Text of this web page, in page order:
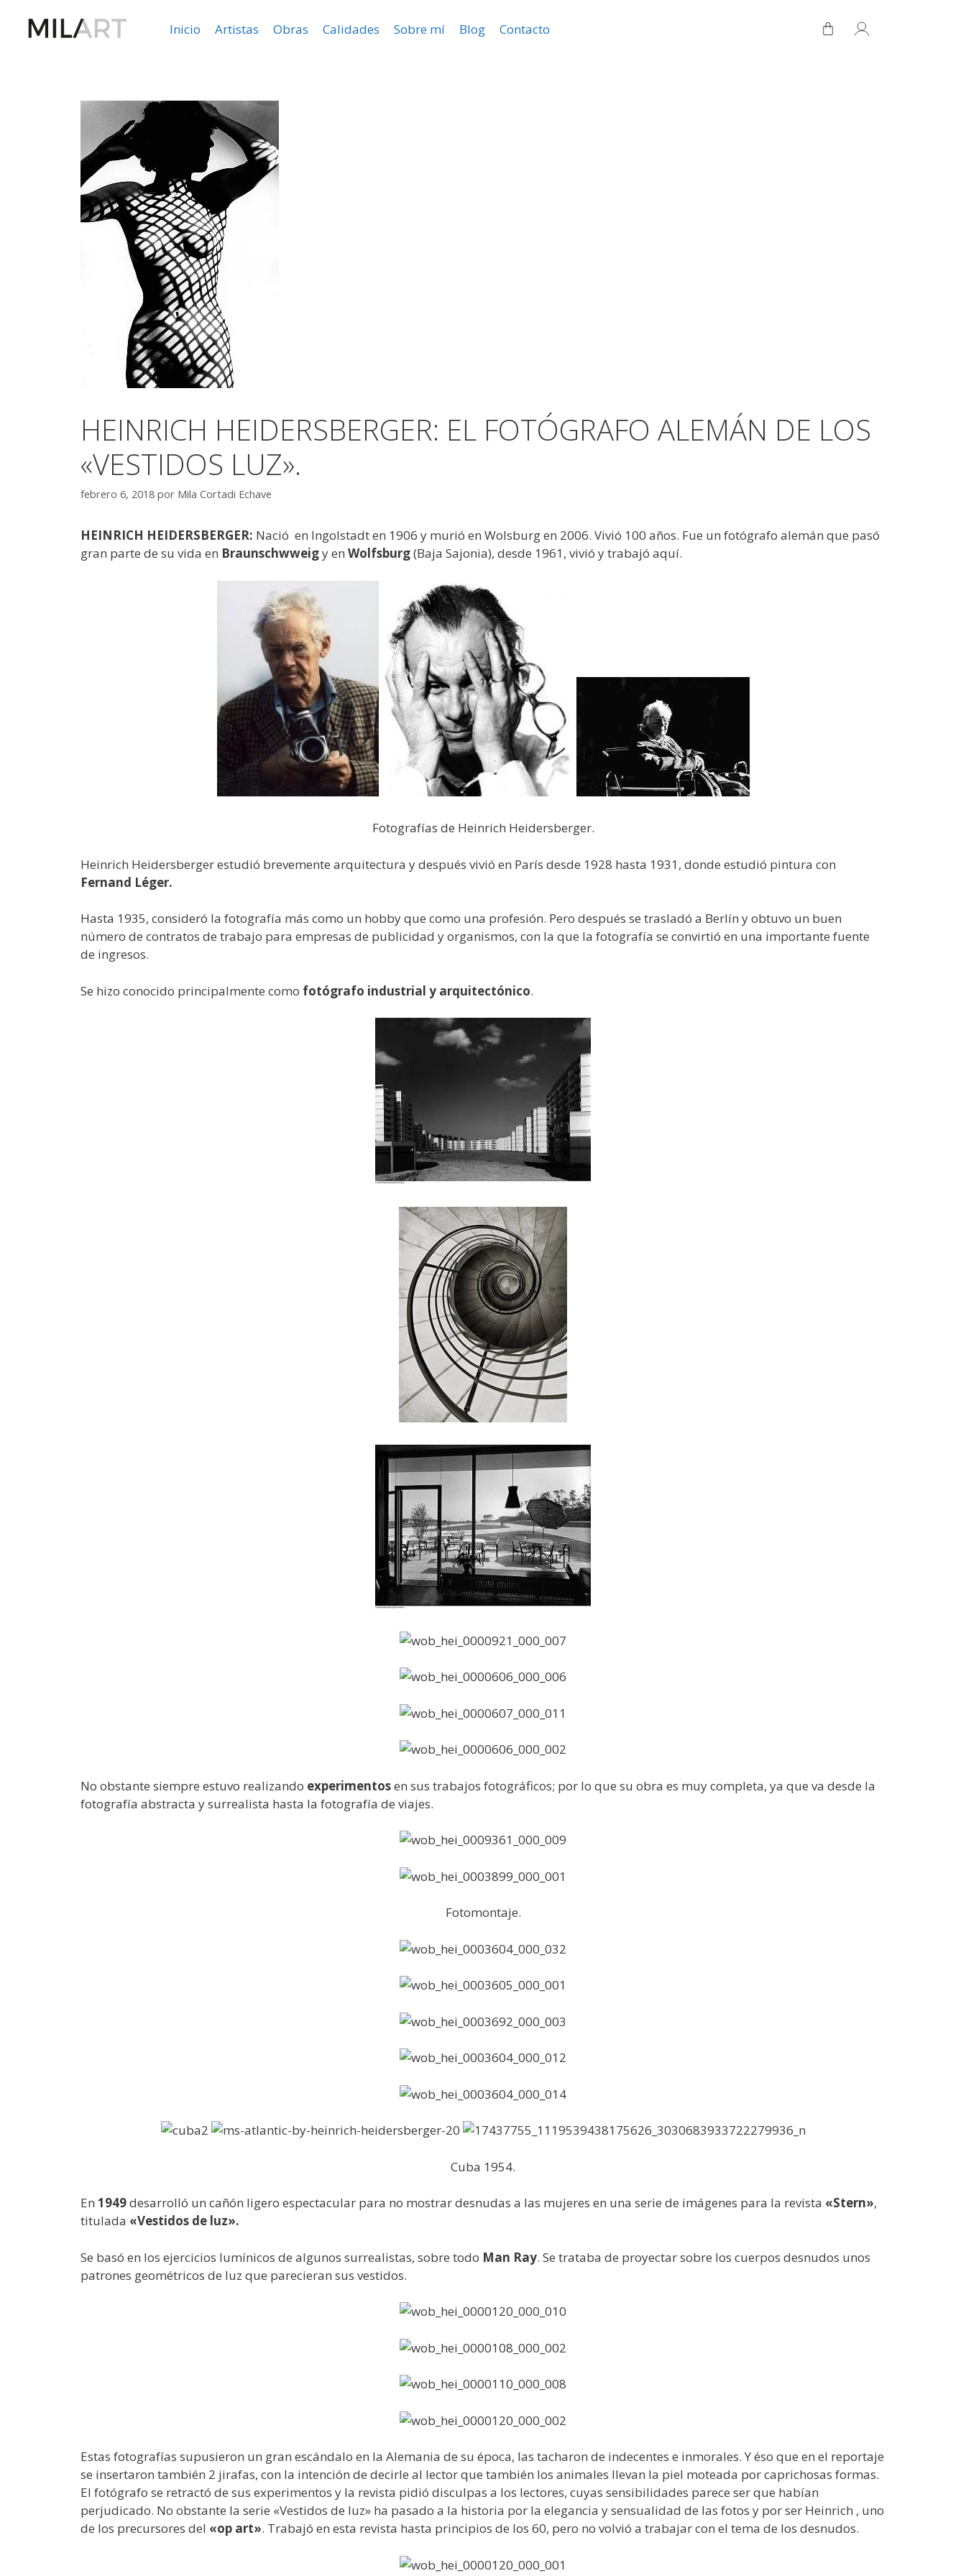
Inicio Artistas Obras Calidades Sobre mí Blog Contacto
HEINRICH HEIDERSBERGER: EL FOTÓGRAFO ALEMÁN DE LOS
«VESTIDOS LUZ».
febrero 6, 2018 por Mila Cortadi Echave
HEINRICH HEIDERSBERGER: Nació en Ingolstadt en 1906 y murió en Wolsburg en 2006. Vivió 100 años. Fue un fotógrafo alemán que pasó
gran parte de su vida en Braunschwweigy en Wolfsburg(Baja Sajonia), desde 1961, vivió y trabajó aquí.
Fotografías de Heinrich Heidersberger.
Heinrich Heidersberger estudió brevemente arquitectura y después vivió en París desde 1928 hasta 1931, donde estudió pintura con
Fernand Léger.
Hasta 1935, consideró la fotografía más como un hobby que como una profesión. Pero después se trasladó a Berlín y obtuvo un buen
número de contratos de trabajo para empresas de publicidad y organismos, con la que la fotografía se convirtió en una importante fuente
de ingresos.
Se hizo conocido principalmente como fotógrafo industrial y arquitectónico.
No obstante siempre estuvo realizando experimentosen sus trabajos fotográficos; por lo que su obra es muy completa, ya que va desde la
fotografía abstracta y surrealista hasta la fotografía de viajes.
Fotomontaje.
Cuba 1954.
En 1949desarrolló un cañón ligero espectacular para no mostrar desnudas a las mujeres en una serie de imágenes para la revista «Stern»,
titulada «Vestidos de luz».
Se basó en los ejercicios lumínicos de algunos surrealistas, sobre todo Man Ray. Se trataba de proyectar sobre los cuerpos desnudos unos
patrones geométricos de luz que parecieran sus vestidos.
Estas fotografías supusieron un gran escándalo en la Alemania de su época, las tacharon de indecentes e inmorales. Y éso que en el reportaje
se insertaron también 2 jirafas, con la intención de decirle al lector que también los animales llevan la piel moteada por caprichosas formas.
El fotógrafo se retractó de sus experimentos y la revista pidió disculpas a los lectores, cuyas sensibilidades parece ser que habían
perjudicado. No obstante la serie «Vestidos de luz» ha pasado a la historia por la elegancia y sensualidad de las fotos y por ser Heinrich , uno
de los precursores del «op art». Trabajó en esta revista hasta principios de los 60, pero no volvió a trabajar con el tema de los desnudos.